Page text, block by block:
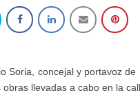
Soria, concejal y portavoz
obras llevadas a cabo en la